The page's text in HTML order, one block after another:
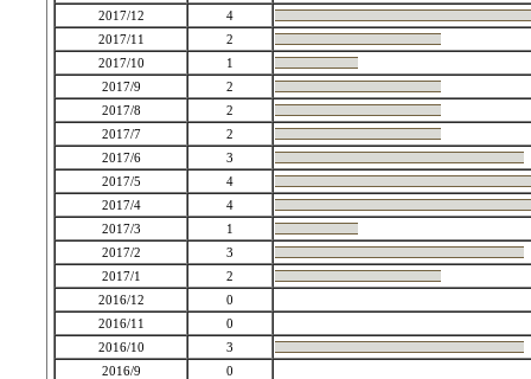
2017/12
4
2017/11
2
2017/10
1
2017/9
2
2017/8
2
2017/7
2
2017/6
3
2017/5
4
2017/4
4
2017/3
1
2017/2
3
2017/1
2
2016/12
0
2016/11
0
2016/10
3
2016/9
0